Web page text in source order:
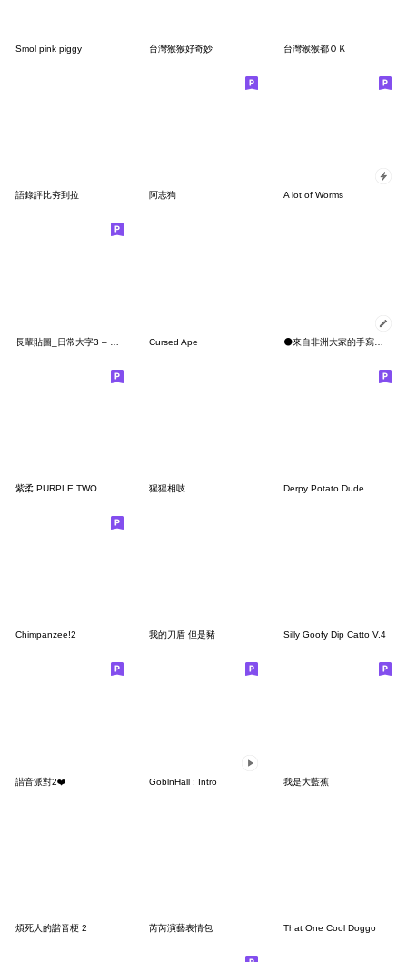
Smol pink piggy 台灣猴猴好奇妙 台灣猴猴都ＯＫ
語錄評比夯到拉 阿志狗 A lot of Worms
Cursed Ape ⚫來自非洲大家的手寫訊息【文字可以更改】
紫柔 PURPLE TWO 猩猩相吱 Derpy Potato Dude
Chimpanzee!2 我的刀盾 但是豬 Silly Goofy Dip Catto V.4
諧音派對2❤️ GoblnHall : Intro 我是大藍蕉
煩死人的諧音梗 2 芮芮演藝表情包 That One Cool Doggo